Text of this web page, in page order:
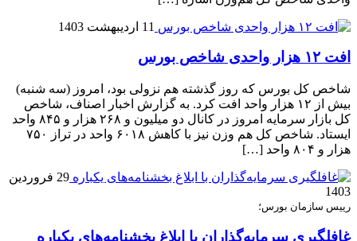
11 اردیبهشت 1403
افت ۱۲ هزار واحدی شاخص بورس
شاخص کل بورس که روز گذشته هم نزولی بود، امروز (سه شنبه)
بیش از ۱۲ هزار واحد افت کرد. به گزارش اخبار اصناف، شاخص
کل بازار سرمایه امروز در کانال دو میلیون و ۲۶۸ هزار و ۸۴۵ واحد
ایستاد. شاخص کل هم وزن نیز با کاهش ۶۰۱۸ واحد در تراز ۷۵۰
هزار و ۸۰۴ واحد […]
29 فروردین
1403
رییس سازمان بورس؛
غافلگیری سرمایه‌گذاران با ابلاغ بخشنامه‌های یکباره